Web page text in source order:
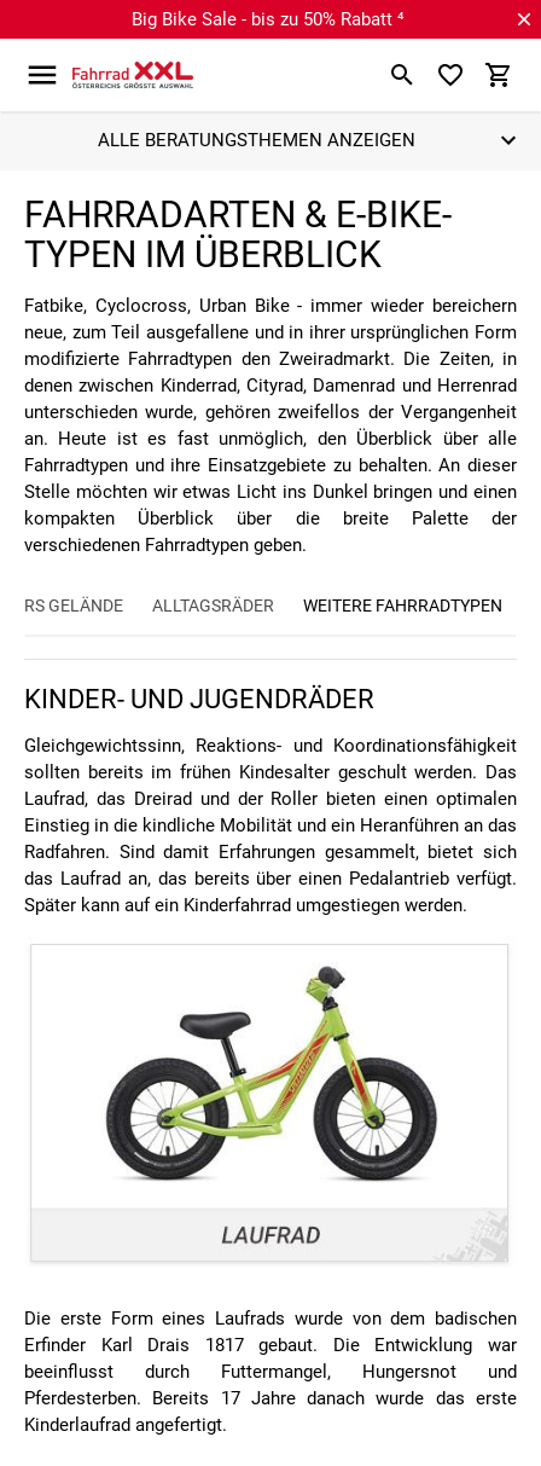
Big Bike Sale - bis zu 50% Rabatt ⁴
ALLE BERATUNGSTHEMEN ANZEIGEN
FAHRRADARTEN & E-BIKE-
TYPEN IM ÜBERBLICK
Fatbike, Cyclocross, Urban Bike - immer wieder bereichern
neue, zum Teil ausgefallene und in ihrer ursprünglichen Form
modifizierte Fahrradtypen den Zweiradmarkt. Die Zeiten, in
denen zwischen Kinderrad, Cityrad, Damenrad und Herrenrad
unterschieden wurde, gehören zweifellos der Vergangenheit
an. Heute ist es fast unmöglich, den Überblick über alle
Fahrradtypen und ihre Einsatzgebiete zu behalten. An dieser
Stelle möchten wir etwas Licht ins Dunkel bringen und einen
kompakten Überblick über die breite Palette der
verschiedenen Fahrradtypen geben.
GELÄNDE ALLTAGSRÄDER WEITERE FAHRRADTYPEN
KINDER- UND JUGENDRÄDER
Gleichgewichtssinn, Reaktions- und Koordinationsfähigkeit
sollten bereits im frühen Kindesalter geschult werden. Das
Laufrad, das Dreirad und der Roller bieten einen optimalen
Einstieg in die kindliche Mobilität und ein Heranführen an das
Radfahren. Sind damit Erfahrungen gesammelt, bietet sich
das Laufrad an, das bereits über einen Pedalantrieb verfügt.
Später kann auf ein Kinderfahrrad umgestiegen werden.
Die erste Form eines Laufrads wurde von dem badischen
Erfinder Karl Drais 1817 gebaut. Die Entwicklung war
beeinflusst durch Futtermangel, Hungersnot und
Pferdesterben. Bereits 17 Jahre danach wurde das erste
Kinderlaufrad angefertigt.